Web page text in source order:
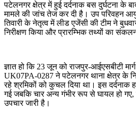
पटेलनगर क्षेत्र में हुई दर्दनाक बस दुर्घटना के
मामले की जांच तेज कर दी है। उप परिवहन
तिवारी के नेतृत्व में लीड एजेंसी की टीम ने
निरीक्षण किया और प्रारम्भिक तथ्यों का
ज्ञात हो कि 23 जून को राजपुर-आईएसबीटी
UK07PA-0287 ने पटेलनगर थाना क्षेत्र के
रहे श्रमिकों को कुचल दिया था। इस दर्दनाक
गई जबकि चार अन्य गंभीर रूप से घायल हो गए,
उपचार जारी है।